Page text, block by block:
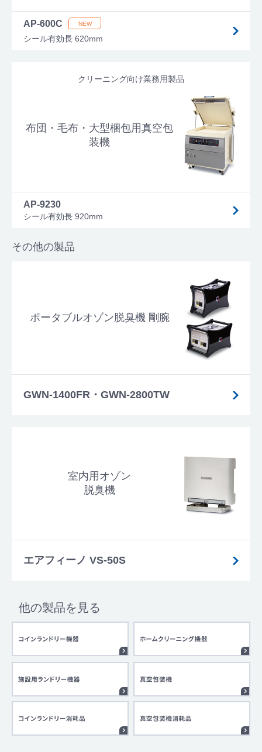
AP-600C
シール有効長 620mm
クリーニング向け業務用製品
布団・毛布・大型梱包用真空包
装機
AP-9230
シール有効長 920mm
その他の製品
ポータブルオゾン脱臭機 剛腕
GWN-1400FR・GWN-2800TW
室内用オゾン
脱臭機
エアフィーノ VS-50S
他の製品を見る